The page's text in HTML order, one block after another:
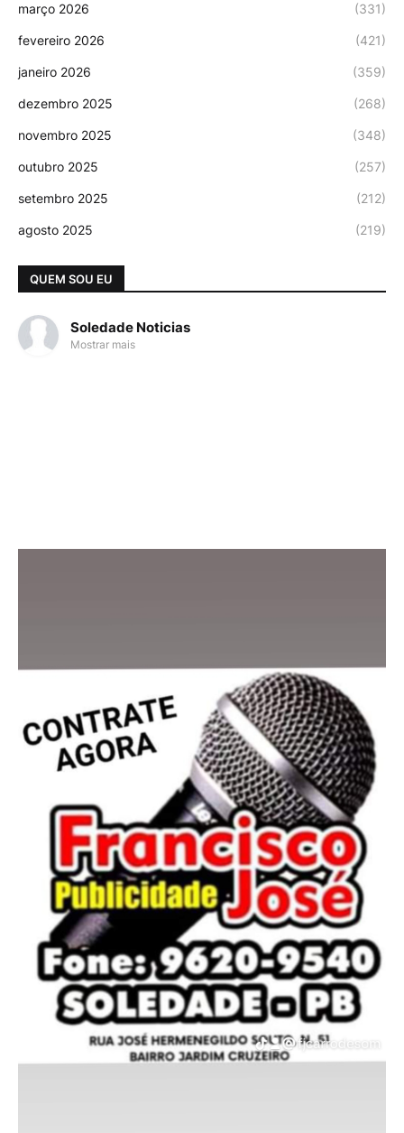
março 2026 (331)
fevereiro 2026 (421)
janeiro 2026 (359)
dezembro 2025 (268)
novembro 2025 (348)
outubro 2025 (257)
setembro 2025 (212)
agosto 2025 (219)
QUEM SOU EU
Soledade Noticias
Mostrar mais